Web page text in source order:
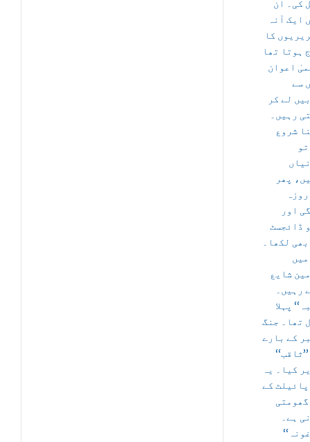
کی۔ ان
ایک آنہ
کا
ہوتا تھا
اعوان
سے
لے کر
رہیں۔
شروع
پھر
اور
ڈائجسٹ
لکھا۔
شایع
رہیں۔
پہلا
تھا۔ جنگ
کے بارے
کیا۔ یہ
کے
ہے۔